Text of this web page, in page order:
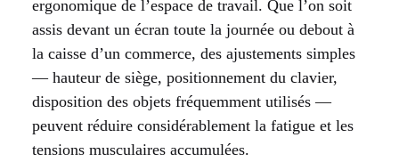
ergonomique de l’espace de travail. Que l’on soit
assis devant un écran toute la journée ou debout à
la caisse d’un commerce, des ajustements simples
— hauteur de siège, positionnement du clavier,
disposition des objets fréquemment utilisés —
peuvent réduire considérablement la fatigue et les
tensions musculaires accumulées.